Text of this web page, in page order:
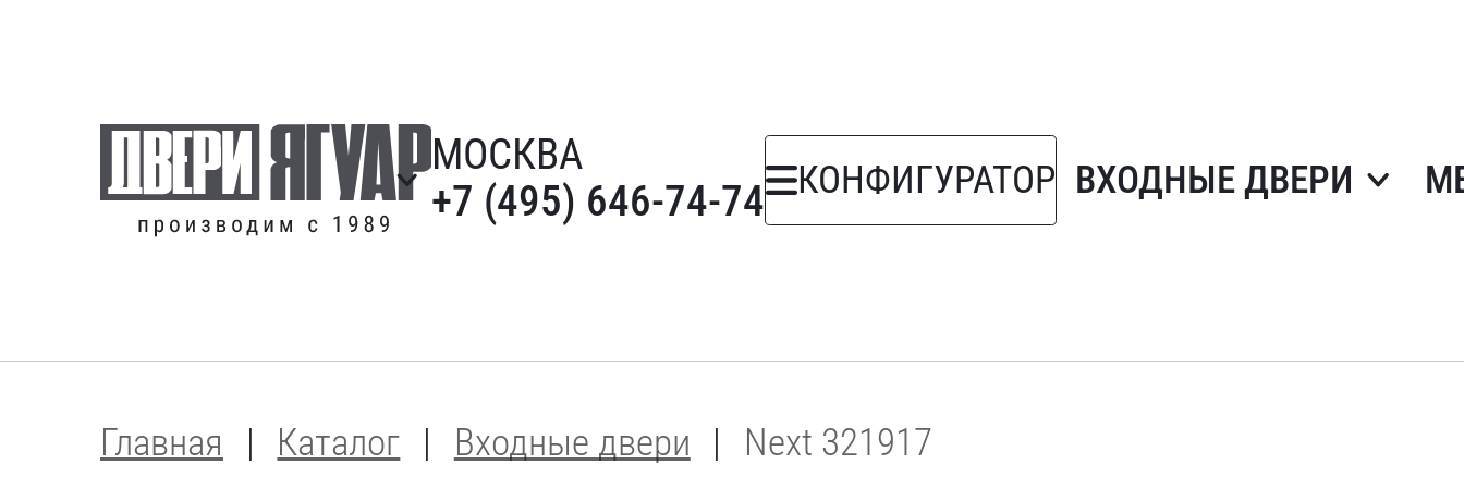
МОСКВА
+7 (495) 646-74-74
КОНФИГУРАТОР ВХОДНЫЕ ДВЕРИ
Главная Каталог Входные двери Next 321917